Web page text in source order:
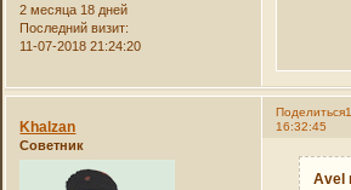
2 месяца 18 дней
Последний визит:
11-07-2018 21:24:20
Поделиться
16:32:45
Khalzan
Советник
Avel